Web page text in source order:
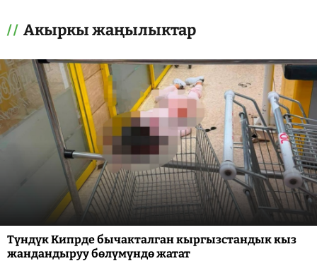
Акыркы жаңылыктар
Түндүк Кипрде бычакталган кыргызстандык кыз
жандандыруу бөлүмүндө жатат